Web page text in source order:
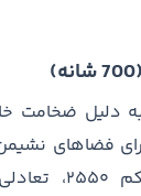
شانه به دلیل
برای فضاهای
این محصولات